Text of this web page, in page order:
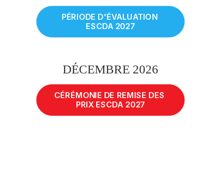
PÉRIODE D'ÉVALUATION
ESCDA 2027
DÉCEMBRE 2026
CÉRÉMONIE DE REMISE DES
PRIX ESCDA 2027